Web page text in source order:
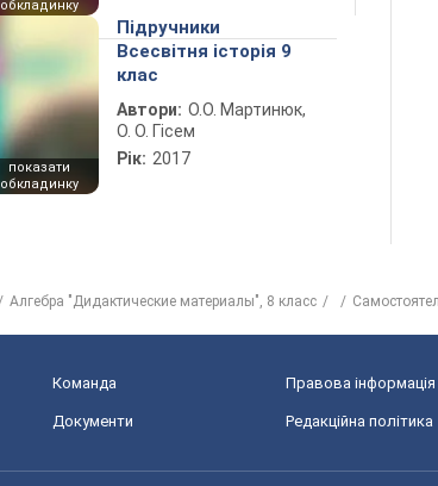
обкладинку
показати
обкладинку
Підручники
Всесвітня історія 9
клас
Автори: О.О. Мартинюк,
О. О. Гісем
Рік: 2017
Алгебра "Дидактические материалы", 8 класс
Команда Правова інформація
Документи Редакційна політика